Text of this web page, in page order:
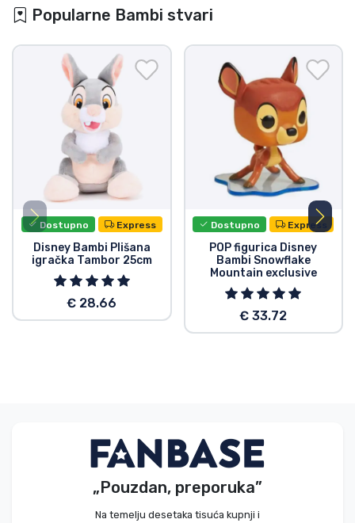
Popularne Bambi stvari
Dostupno Express
Disney Bambi Plišana
igračka Tambor 25cm
€ 28.66
Dostupno Express
POP figurica Disney
Bambi Snowflake
Mountain exclusive
€ 33.72
„Pouzdan, preporuka”
Na temelju desetaka tisuća kupnji i